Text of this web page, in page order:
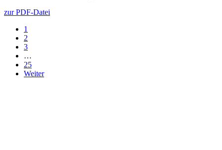
zur PDF-Datei
1
2
3
…
25
Weiter